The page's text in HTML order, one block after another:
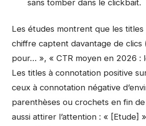
sans tomber dans le clickbait.
Les études montrent que les
chiffre captent davantage de clics
pour… », « CTR moyen en 2026 :
Les titles à connotation positive
ceux à connotation négative
parenthèses ou crochets en fin
aussi attirer l’attention : « [Etude]